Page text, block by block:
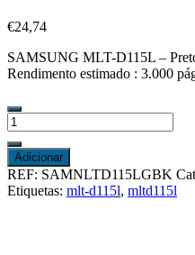
€24,74
SAMSUNG MLT-D115L –
Rendimento estimado : 3.000
Quantidade
de
SAMSUNG
MLT-
D115L
-
Adicionar
REF: SAMNLTD115LGBK
Etiquetas: mlt-d115l, mltd115l